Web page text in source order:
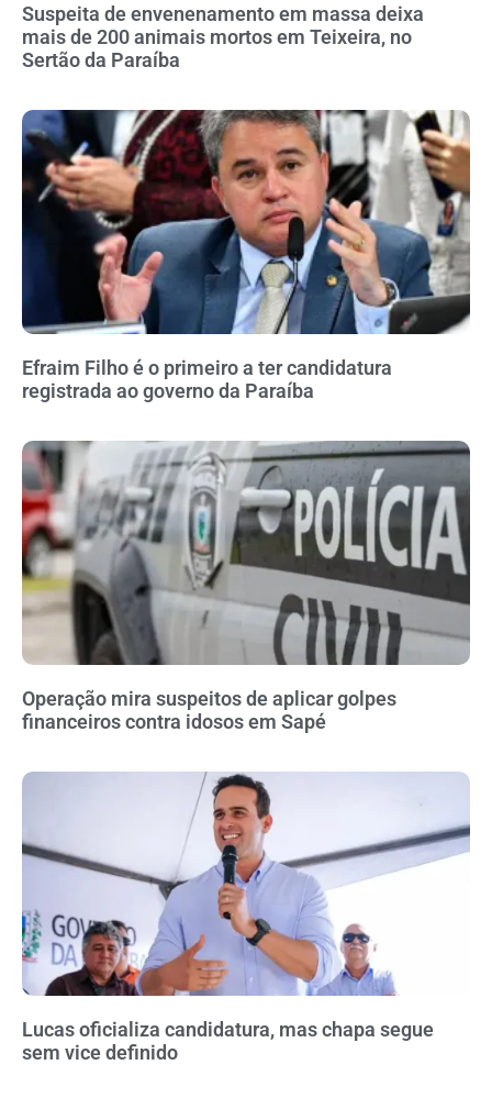
Suspeita de envenenamento em massa deixa
mais de 200 animais mortos em Teixeira, no
Sertão da Paraíba
Efraim Filho é o primeiro a ter candidatura
registrada ao governo da Paraíba
Operação mira suspeitos de aplicar golpes
financeiros contra idosos em Sapé
Lucas oficializa candidatura, mas chapa segue
sem vice definido